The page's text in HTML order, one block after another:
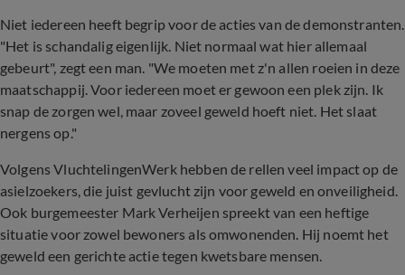
Niet iedereen heeft begrip voor de acties van de demonstranten.
"Het is schandalig eigenlijk. Niet normaal wat hier allemaal
gebeurt", zegt een man. "We moeten met z'n allen roeien in deze
maatschappij. Voor iedereen moet er gewoon een plek zijn. Ik
snap de zorgen wel, maar zoveel geweld hoeft niet. Het slaat
nergens op."
Volgens VluchtelingenWerk hebben de rellen veel impact op de
asielzoekers, die juist gevlucht zijn voor geweld en onveiligheid.
Ook burgemeester Mark Verheijen spreekt van een heftige
situatie voor zowel bewoners als omwonenden. Hij noemt het
geweld een gerichte actie tegen kwetsbare mensen.